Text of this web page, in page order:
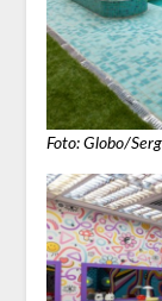
Foto: Globo/